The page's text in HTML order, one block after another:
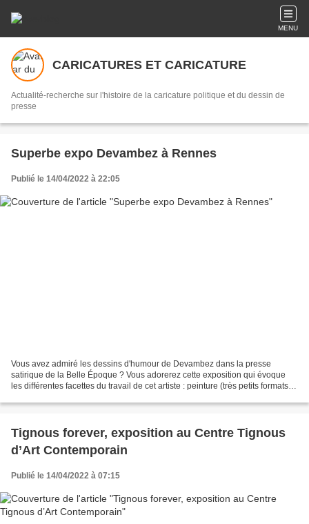
MENU
CARICATURES ET CARICATURE
Actualité-recherche sur l'histoire de la caricature politique et du dessin de
presse
Superbe expo Devambez à Rennes
Publié le 14/04/2022 à 22:05
Vous avez admiré les dessins d'humour de Devambez dans la presse
satirique de la Belle Époque ? Vous adorerez cette exposition qui évoque
les différentes facettes du travail de cet artiste : peinture (très petits formats
Tignous forever, exposition au Centre Tignous
d’Art Contemporain
Publié le 14/04/2022 à 07:15